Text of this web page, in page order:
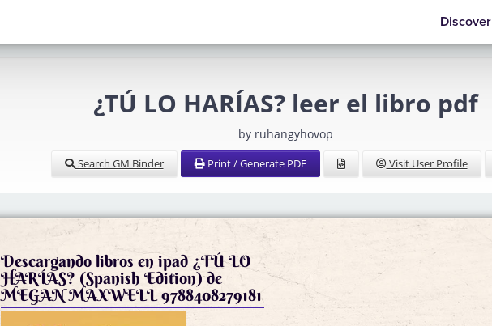
Discover
¿TÚ LO HARÍAS? leer el libro pdf
by ruhangyhovop
Search GM Binder Print / Generate PDF Visit User Profile
Descargando libros en ipad ¿TÚ LO
HARÍAS? (Spanish Edition) de
MEGAN MAXWELL 9788408279181